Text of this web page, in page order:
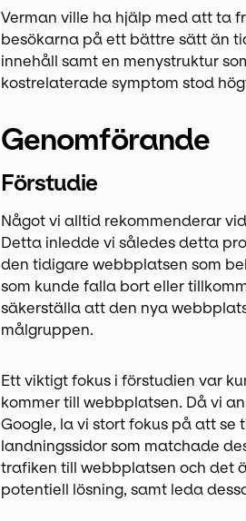
Verman ville ha hjälp med att ta
besökarna på ett bättre sätt än
innehåll samt en menystruktur
kostrelaterade symptom stod
Genomförande
Förstudie
Något vi alltid rekommenderar
Detta inledde vi således detta
den tidigare webbplatsen som
som kunde falla bort eller
säkerställa att den nya
målgruppen.
Ett viktigt fokus i förstudien var
kommer till webbplatsen. Då vi
Google, la vi stort fokus på att
landningssidor som matchade
trafiken till webbplatsen och det
potentiell lösning, samt leda